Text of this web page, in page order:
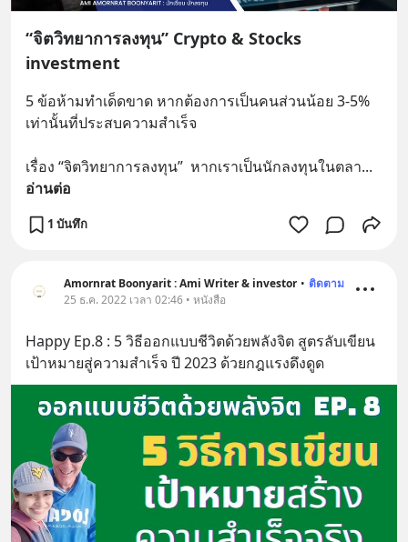
“จิตวิทยาการลงทุน” Crypto & Stocks
investment
5 ข้อห้ามทำเด็ดขาด หากต้องการเป็นคนส่วนน้อย 3-5%
เท่านั้นที่ประสบความสำเร็จ
เรื่อง “จิตวิทยาการลงทุน”  หากเราเป็นนักลงทุนในตลา
อ่านต่อ
1 บันทึก
Amornrat Boonyarit : Ami Writer & investor • ติดตาม
25 ธ.ค. 2022 เวลา 02:46 • หนังสือ
Happy Ep.8 : 5 วิธีออกแบบชีวิตด้วยพลังจิต สูตรลับเขียน
เป้าหมายสู่ความสำเร็จ ปี 2023 ด้วยกฎแรงดึงดูด